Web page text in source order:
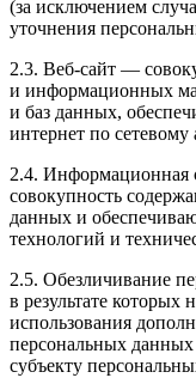
(за исключением
уточнения
2.3. Веб-сайт —
и информационных
и баз данных,
интернет по сетевому
2.4. Информационная
совокупность
данных и
технологий и
2.5. Обезличивание
в результате которых
использования
персональных
субъекту